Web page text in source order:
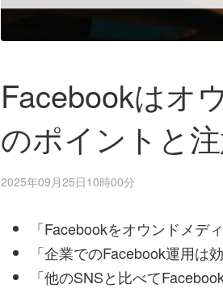
Facebookはオ
のポイントと
2025年09月25日10時00分
「Facebookをオウンドメデ
「企業でのFacebook運用は
「他のSNSと比べて